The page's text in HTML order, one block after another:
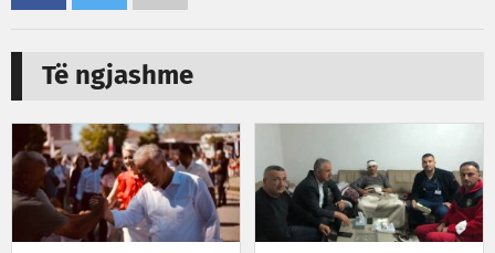
Të ngjashme